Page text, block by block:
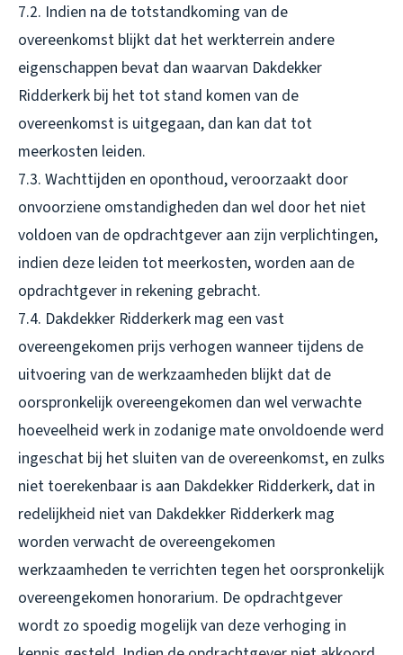
7.2. Indien na de totstandkoming van de
overeenkomst blijkt dat het werkterrein andere
eigenschappen bevat dan waarvan Dakdekker
Ridderkerk bij het tot stand komen van de
overeenkomst is uitgegaan, dan kan dat tot
meerkosten leiden.
7.3. Wachttijden en oponthoud, veroorzaakt door
onvoorziene omstandigheden dan wel door het niet
voldoen van de opdrachtgever aan zijn verplichtingen,
indien deze leiden tot meerkosten, worden aan de
opdrachtgever in rekening gebracht.
7.4. Dakdekker Ridderkerk mag een vast
overeengekomen prijs verhogen wanneer tijdens de
uitvoering van de werkzaamheden blijkt dat de
oorspronkelijk overeengekomen dan wel verwachte
hoeveelheid werk in zodanige mate onvoldoende werd
ingeschat bij het sluiten van de overeenkomst, en zulks
niet toerekenbaar is aan Dakdekker Ridderkerk, dat in
redelijkheid niet van Dakdekker Ridderkerk mag
worden verwacht de overeengekomen
werkzaamheden te verrichten tegen het oorspronkelijk
overeengekomen honorarium. De opdrachtgever
wordt zo spoedig mogelijk van deze verhoging in